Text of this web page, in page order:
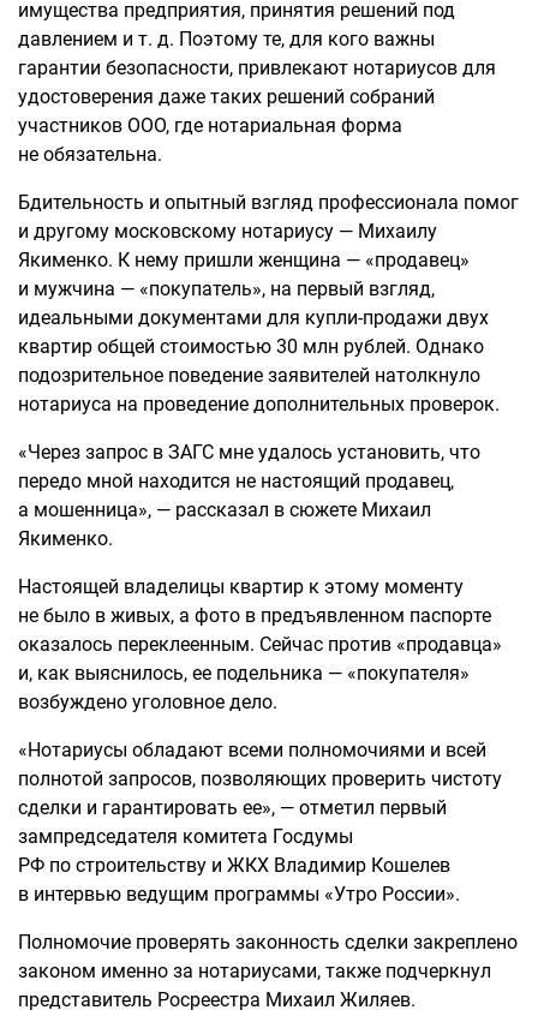
имущества предприятия, принятия решений под
давлением и т. д. Поэтому те, для кого важны
гарантии безопасности, привлекают нотариусов для
удостоверения даже таких решений собраний
участников ООО, где нотариальная форма
не обязательна.
Бдительность и опытный взгляд профессионала помог
и другому московскому нотариусу — Михаилу
Якименко. К нему пришли женщина — «продавец»
и мужчина — «покупатель», на первый взгляд,
идеальными документами для купли-продажи двух
квартир общей стоимостью 30 млн рублей. Однако
подозрительное поведение заявителей натолкнуло
нотариуса на проведение дополнительных проверок.
«Через запрос в ЗАГС мне удалось установить, что
передо мной находится не настоящий продавец,
а мошенница», — рассказал в сюжете Михаил
Якименко.
Настоящей владелицы квартир к этому моменту
не было в живых, а фото в предъявленном паспорте
оказалось переклеенным. Сейчас против «продавца»
и, как выяснилось, ее подельника — «покупателя»
возбуждено уголовное дело.
«Нотариусы обладают всеми полномочиями и всей
полнотой запросов, позволяющих проверить чистоту
сделки и гарантировать ее», — отметил первый
зампредседателя комитета Госдумы
РФ по строительству и ЖКХ Владимир Кошелев
в интервью ведущим программы «Утро России».
Полномочие проверять законность сделки закреплено
законом именно за нотариусами, также подчеркнул
представитель Росреестра Михаил Жиляев.